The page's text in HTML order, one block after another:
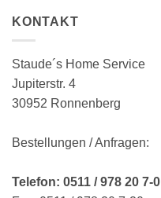
KONTAKT
Staude´s Home Service
Jupiterstr. 4
30952 Ronnenberg
Bestellungen / Anfragen:
Telefon: 0511 / 978 20 7-0